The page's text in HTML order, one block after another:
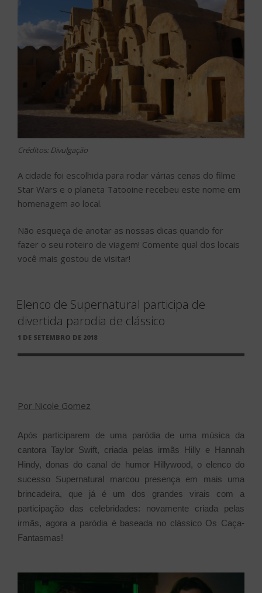
Créditos: Divulgação
A cidade foi escolhida para rodar várias cenas do filme
Star Wars e o planeta Tatooine recebeu este nome em
homenagem ao local.
Não esqueça de anotar as nossas dicas quando for
fazer o seu roteiro de viagem! Comente qual dos locais
você mais gostou de visitar!
Elenco de Supernatural participa de
divertida parodia de clássico
PUBLICADO
1 DE SETEMBRO DE 2018
Por Nicole Gomez
Após participarem de uma paródia de uma música da
cantora Taylor Swift, criada pelas irmãs Hilly e Hannah
Hindy, donas do canal de humor Hillywood, o elenco do
sucesso Supernatural marcou presença em mais uma
brincadeira, que já é um dos grandes virais com a
participação das celebridades: novamente criada pelas
irmãs, agora a paródia é baseada no clássico Os Caça-
Fantasmas!